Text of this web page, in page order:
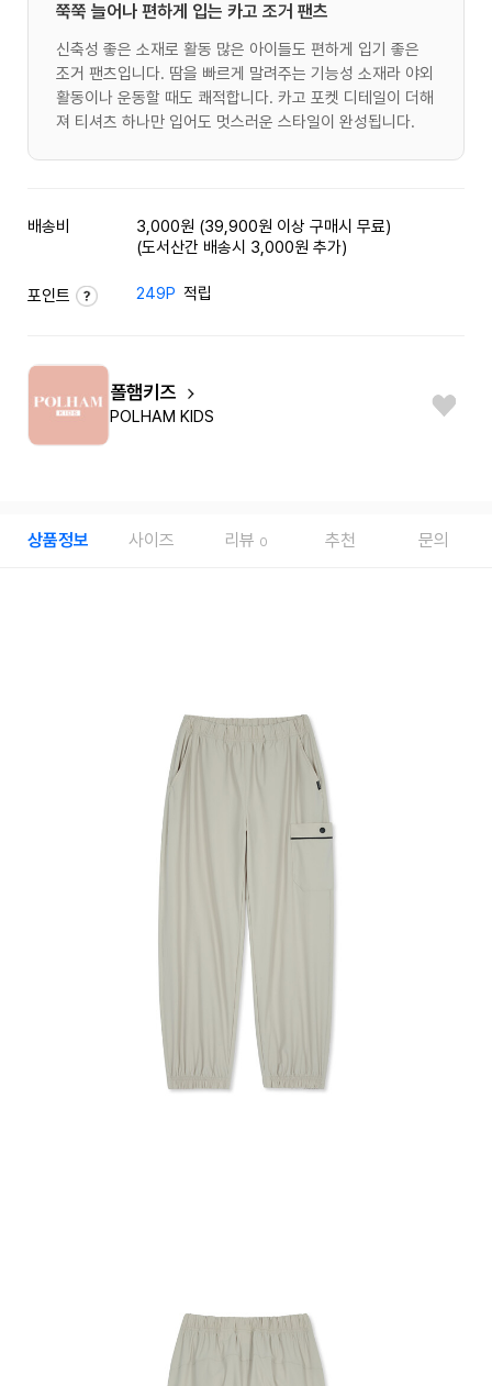
쭉쭉 늘어나 편하게 입는 카고 조거 팬츠
신축성 좋은 소재로 활동 많은 아이들도 편하게 입기 좋은
조거 팬츠입니다. 땀을 빠르게 말려주는 기능성 소재라 야외
활동이나 운동할 때도 쾌적합니다. 카고 포켓 디테일이 더해
져 티셔츠 하나만 입어도 멋스러운 스타일이 완성됩니다.
배송비
3,000원 (39,900원 이상 구매시 무료)
(도서산간 배송시 3,000원 추가)
포인트 249P 적립
폴햄키즈
POLHAM KIDS
상품정보 사이즈 리뷰 0 추천 문의